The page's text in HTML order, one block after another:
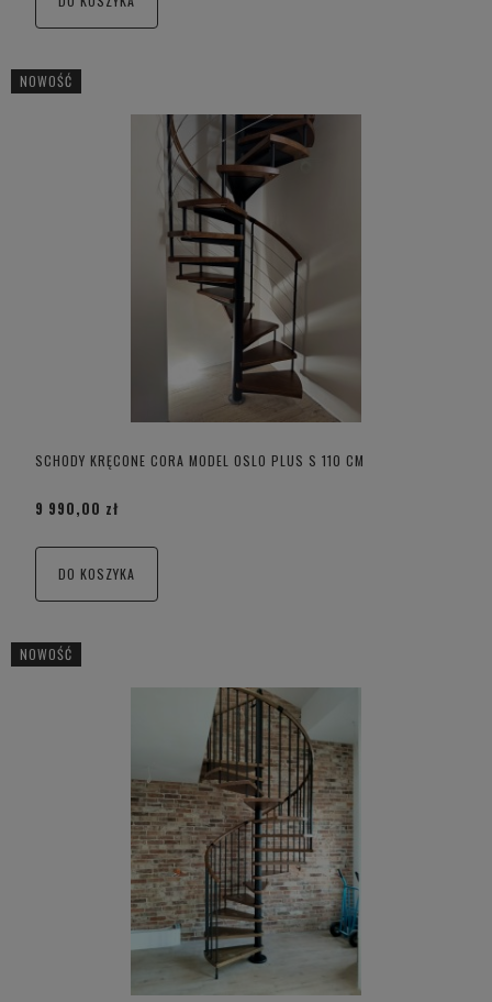
SCHODY KRĘCONE CORA MODEL OSLO PLUS S 110 CM
9 990,00 zł
DO KOSZYKA
NOWOŚĆ
NOWOŚĆ